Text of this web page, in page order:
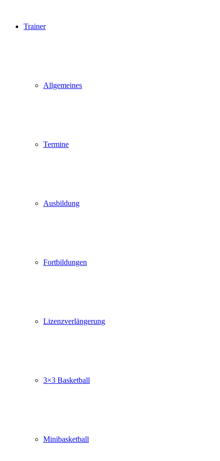
Trainer
Allgemeines
Termine
Ausbildung
Fortbildungen
Lizenzverlängerung
3×3 Basketball
Minibasketball